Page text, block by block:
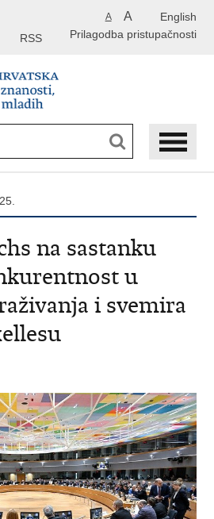
English
A A
Prilagodba pristupačnosti
RSS
na sastanku
u
i svemira